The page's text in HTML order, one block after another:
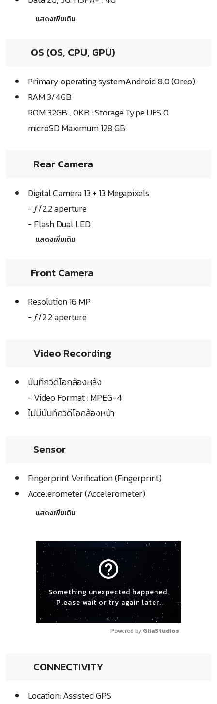
แสดงเพิ่มเติม
OS (OS, CPU, GPU)
Primary operating systemAndroid 8.0 (Oreo)
RAM 3/4GB
ROM 32GB , 0KB : Storage Type UFS 0
microSD Maximum 128 GB
Rear Camera
Digital Camera 13 + 13 Megapixels
- ƒ/2.2 aperture
- Flash Dual LED
แสดงเพิ่มเติม
Front Camera
Resolution 16 MP
- ƒ/2.2 aperture
Video Recording
บันทึกวิดีโอกล้องหลัง
- Video Format : MPEG-4
ไม่มีบันทึกวิดีโอกล้องหน้า
Sensor
Fingerprint Verification (Fingerprint)
Accelerometer (Accelerometer)
แสดงเพิ่มเติม
help_outline
Something unexpected happened.
Please wait or try again later.
Powered by GliaStudios
CONNECTIVITY
Location: Assisted GPS